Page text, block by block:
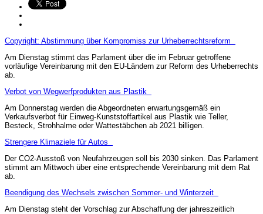
Copyright: Abstimmung über Kompromiss zur Urheberrechtsreform
Am Dienstag stimmt das Parlament über die im Februar getroffene
vorläufige Vereinbarung mit den EU-Ländern zur Reform des Urheberrechts
ab.
Verbot von Wegwerfprodukten aus Plastik
Am Donnerstag werden die Abgeordneten erwartungsgemäß ein
Verkaufsverbot für Einweg-Kunststoffartikel aus Plastik wie Teller,
Besteck, Strohhalme oder Wattestäbchen ab 2021 billigen.
Strengere Klimaziele für Autos
Der CO2-Ausstoß von Neufahrzeugen soll bis 2030 sinken. Das Parlament
stimmt am Mittwoch über eine entsprechende Vereinbarung mit dem Rat
ab.
Beendigung des Wechsels zwischen Sommer- und Winterzeit
Am Dienstag steht der Vorschlag zur Abschaffung der jahreszeitlich